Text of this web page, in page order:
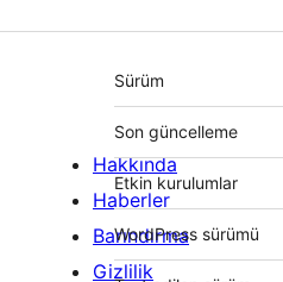
Meta
Sürüm
Son güncelleme
Etkin kurulumlar
WordPress sürümü
Hakkında
Haberler
Barındırma
Gizlilik